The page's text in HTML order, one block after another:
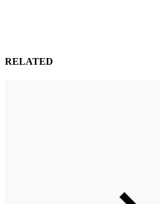
RELATED